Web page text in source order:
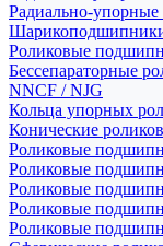
Радиально-
Роликовые
Бессепараторные
NNCF / NJG
Кольца упорных
Конические
Роликовые
Роликовые
Роликовые
Роликовые
Роликовые